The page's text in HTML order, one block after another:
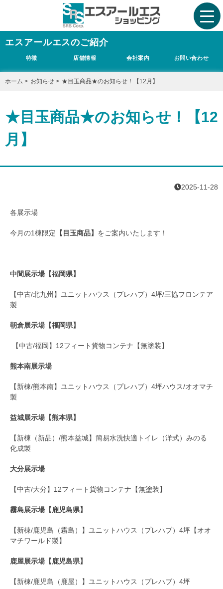
エスアールエスのご紹介
特徴 店舗情報 会社案内 お問い合わせ
ホーム > お知らせ > ★目玉商品★のお知らせ！【12月】
★目玉商品★のお知らせ！【12
月】
2025-11-28
各展示場
今月の1棟限定 【目玉商品】 をご案内いたします！
中間展示場【福岡県】
【中古/北九州】ユニットハウス（プレハブ）4坪/三協フロンテア
製
朝倉展示場【福岡県】
【中古/福岡】12フィート貨物コンテナ【無塗装】
熊本南展示場
【新棟/熊本南】ユニットハウス（プレハブ）4坪ハウス/オオマチ
製
益城展示場【熊本県】
【新棟（新品）/熊本益城】簡易水洗快適トイレ（洋式）みのる
化成製
大分展示場
【中古/大分】12フィート貨物コンテナ【無塗装】
霧島展示場【鹿児島県】
【新棟/鹿児島（霧島）】ユニットハウス（プレハブ）4坪【オオ
マチワールド製】
鹿屋展示場【鹿児島県】
【新棟/鹿児島（鹿屋）】ユニットハウス（プレハブ）4坪